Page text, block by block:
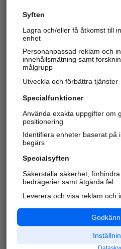
Hitta.se - Gratis
Sök företag, personer och
Hitta telefonnummer,
Kom
Alla kategorier
API & Kartor
Syften
Lagra och/eller få åtkomst till
enhet
Personanpassad reklam och
innehållsmätning samt
målgrupp
Utveckla och förbättra tjänster
Specialfunktioner
Använda exakta uppgifter om
positionering
Identifiera enheter baserat på
begärs
Specialsyften
Säkerställa säkerhet,
bedrägerier samt åtgärda fel
Leverera och visa reklam och